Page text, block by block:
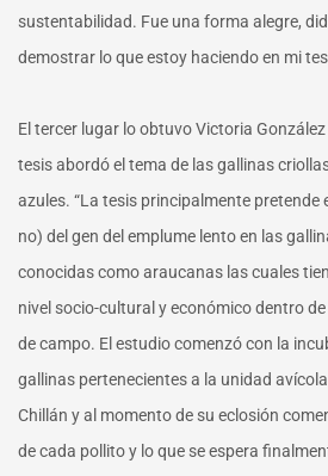
sustentabilidad. Fue una forma alegre,
demostrar lo que estoy haciendo en mi
El tercer lugar lo obtuvo Victoria
tesis abordó el tema de las gallinas
azules. “La tesis principalmente pretende
no) del gen del emplume lento en las
conocidas como araucanas las cuales
nivel socio-cultural y económico dentro
de campo. El estudio comenzó con la
gallinas pertenecientes a la unidad
Chillán y al momento de su eclosión
de cada pollito y lo que se espera